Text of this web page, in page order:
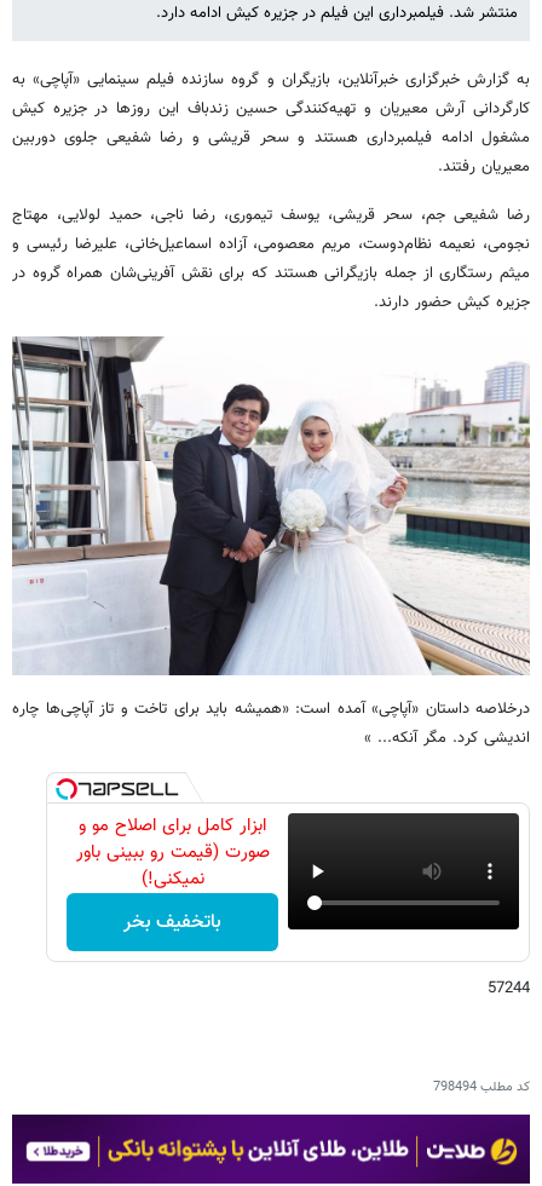
منتشر شد. فیلمبرداری این فیلم در جزیره کیش ادامه دارد.
به گزارش خبرگزاری خبرآنلاین، بازیگران و گروه سازنده فیلم سینمایی «آپاچی» به
کارگردانی آرش معیریان و تهیه‌کنندگی حسین زندباف این روزها در جزیره کیش
مشغول ادامه فیلمبرداری هستند و سحر قریشی و رضا شفیعی‌ جلوی دوربین
معیریان رفتند.
رضا شفیعی جم، سحر قریشی، یوسف تیموری، رضا ناجی، حمید لولایی، مهتاج
نجومی، نعیمه نظام‌دوست، مریم معصومی، آزاده اسماعیل‌خانی، علیرضا رئیسی و
میثم رستگاری از جمله بازیگرانی هستند که برای نقش آفرینی‌شان همراه گروه در
جزیره کیش حضور دارند.
درخلاصه داستان «آپاچی» آمده است: «همیشه باید برای تاخت و تاز آپاچی‌ها چاره
اندیشی کرد. مگر آنکه... »
ابزار کامل برای اصلاح مو و
صورت (قیمت رو ببینی باور
نمیکنی!)
باتخفیف بخر
57244
کد مطلب798494